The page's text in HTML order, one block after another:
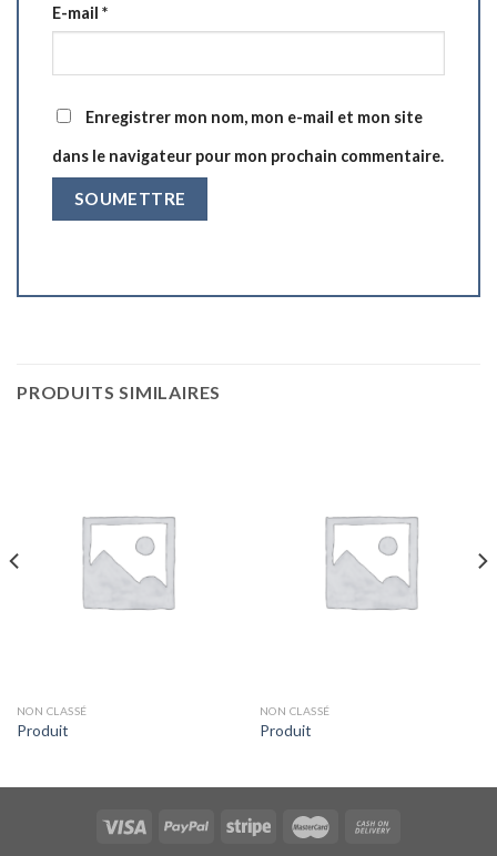
E-mail *
Enregistrer mon nom, mon e-mail et mon site
dans le navigateur pour mon prochain commentaire.
PRODUITS SIMILAIRES
NON CLASSÉ
Produit
NON CLASSÉ
Produit